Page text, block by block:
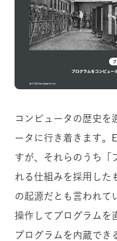
コンピュータの歴史を
ータに行き着きます。
すが、それらのうち「
れる仕組みを採用した
の起源だとも言われて
操作してプログラムを
プログラムを内蔵でき